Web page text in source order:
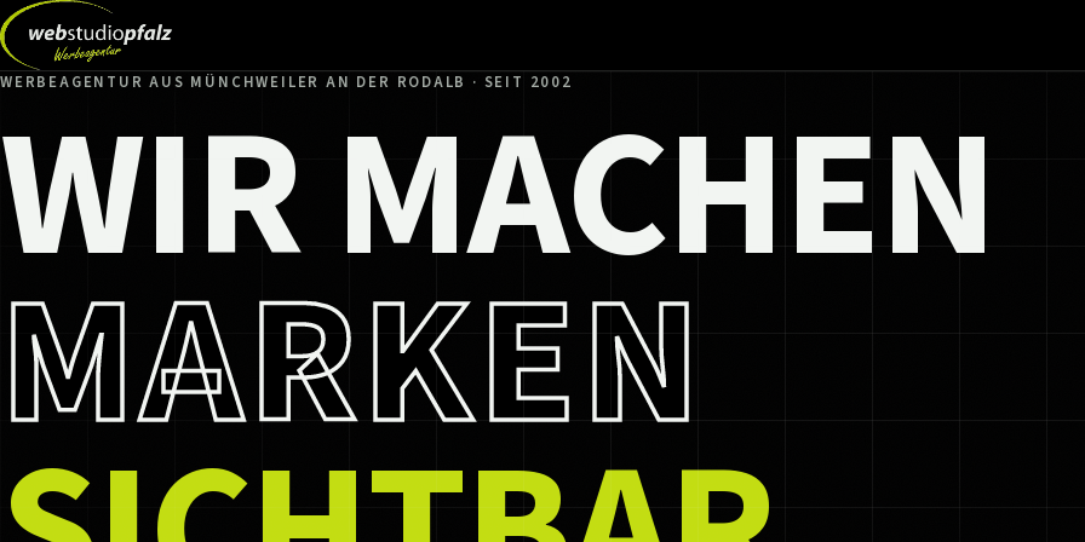
WERBEAGENTUR AUS MÜNCHWEILER AN DER RODALB · SEIT 2002
WIR MACHEN
MARKEN